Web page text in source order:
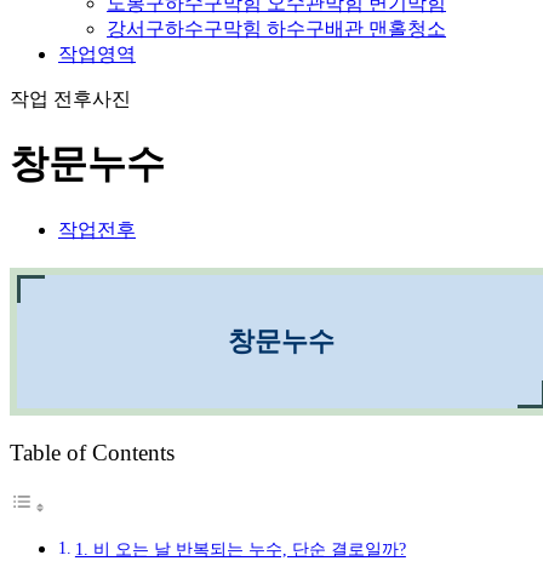
강서구하수구막힘 하수구배관 맨홀청소
작업영역
작업 전후사진
창문누수
작업전후
창문누수
Table of Contents
1. 비 오는 날 반복되는 누수, 단순 결로일까?